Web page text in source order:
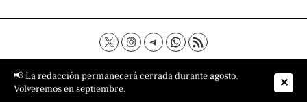
Contacto Aviso Legal
Política de privacidad
Política de cookies
Sobre nosotros
📢 La redacción permanecerá cerrada durante agosto.
Volveremos en septiembre.
✕